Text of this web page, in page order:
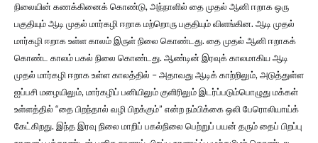
நிலையின் கணக்கினைக் கொண்டு, அந்நாளில் தை முதல் ஆனி ஈறாக ஒரு
பகுதியும் ஆடி முதல் மார்கழி ஈறாக மற்றொரு பகுதியும் விளங்கின. ஆடி முதல்
மார்கழி ஈறாக உள்ள காலம் இருள் நிலை கொண்டது. தை முதல் ஆனி ஈறாகக்
கொண்ட காலம் பகல் நிலை கொண்டது. ஆண்டின் இரவுக் காலமாகிய ஆடி
முதல் மார்கழி ஈறாக உள்ள காலத்தில் – அதாவது ஆடிக் காற்றிலும், அடுத்துள்ள
ஐப்பசி மழையிலும், மார்கழிப் பனியிலும் குளிரிலும் இடர்ப்படும்பொழுது மக்கள்
உள்ளத்தில் “தை பிறந்தால் வழி பிறக்கும்” என்ற நம்பிக்கை ஒலி பேரொலியாய்க்
கேட்கிறது. இந்த இரவு நிலை மாறிப் பகல்நிலை பெற்றுப் பயன் தரும் தைப் பிறப்பு